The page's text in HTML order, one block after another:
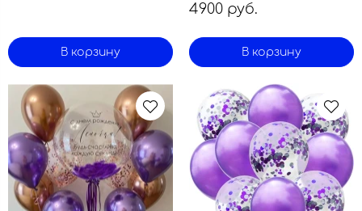
В корзину
4900 руб.
В корзину